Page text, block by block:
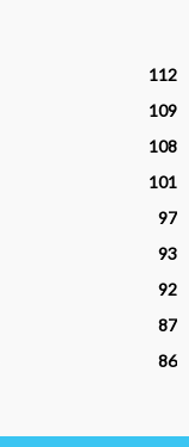
112
109
108
101
97
93
92
87
86